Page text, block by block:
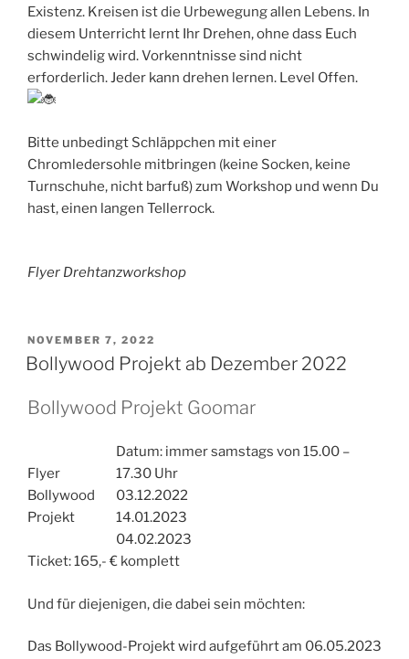
Existenz. Kreisen ist die Urbewegung allen Lebens. In
diesem Unterricht lernt Ihr Drehen, ohne dass Euch
schwindelig wird. Vorkenntnisse sind nicht
erforderlich. Jeder kann drehen lernen. Level Offen.
Bitte unbedingt Schläppchen mit einer
Chromledersohle mitbringen (keine Socken, keine
Turnschuhe, nicht barfuß) zum Workshop und wenn Du
hast, einen langen Tellerrock.
Flyer Drehtanzworkshop
VERÖFFENTLICHT
AM
NOVEMBER 7, 2022
Bollywood Projekt ab Dezember 2022
Bollywood Projekt Goomar
Flyer
Bollywood
Projekt
Datum: immer samstags von 15.00 –
17.30 Uhr
03.12.2022
14.01.2023
04.02.2023
Ticket: 165,- € komplett
Und für diejenigen, die dabei sein möchten:
Das Bollywood-Projekt wird aufgeführt am 06.05.2023